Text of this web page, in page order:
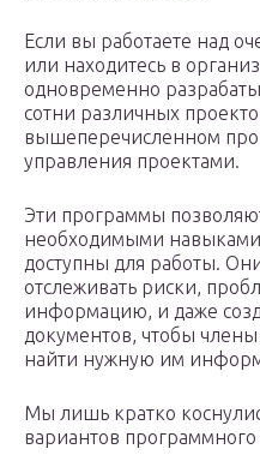
Если вы работаете над
или находитесь в
одновременно
сотни различных
вышеперечисленном
управления проектами.
Эти программы
необходимыми навыками
доступны для работы.
отслеживать риски,
информацию, и даже
документов, чтобы
найти нужную им
Мы лишь кратко
вариантов